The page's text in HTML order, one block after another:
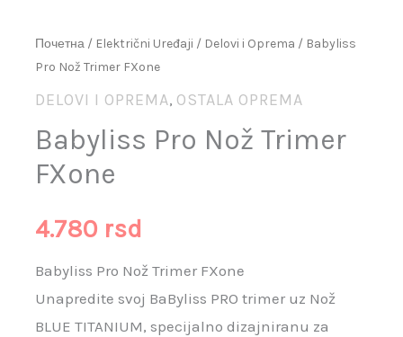
Почетна / Električni Uređaji / Delovi i Oprema / Babyliss
Pro Nož Trimer FXone
DELOVI I OPREMA, OSTALA OPREMA
Babyliss Pro Nož Trimer
FXone
4.780 rsd
Babyliss Pro Nož Trimer FXone
Unapredite svoj BaByliss PRO trimer uz Nož
BLUE TITANIUM, specijalno dizajniranu za